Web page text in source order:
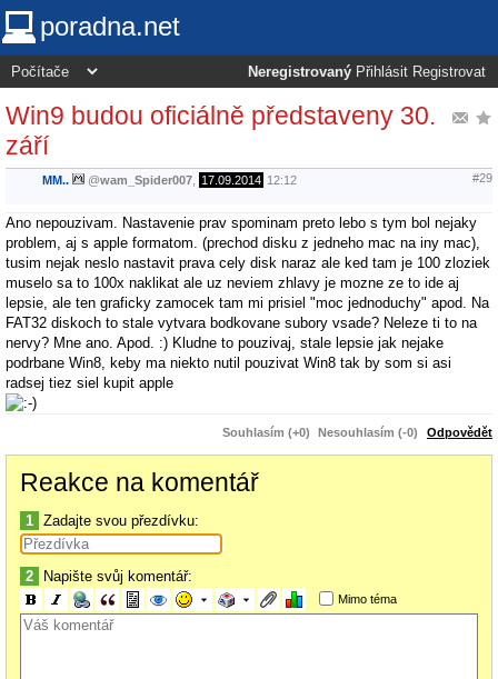
poradna.net
Neregistrovaný Přihlásit Registrovat
Win9 budou oficiálně představeny 30.
září
MM.. @wam_Spider007 17.09.2014 12:12 #29
Ano nepouzivam. Nastavenie prav spominam preto lebo s tym bol nejaky
problem, aj s apple formatom. (prechod disku z jedneho mac na iny mac),
tusim nejak neslo nastavit prava cely disk naraz ale ked tam je 100 zloziek
muselo sa to 100x naklikat ale uz neviem zhlavy je mozne ze to ide aj
lepsie, ale ten graficky zamocek tam mi prisiel "moc jednoduchy" apod. Na
FAT32 diskoch to stale vytvara bodkovane subory vsade? Neleze ti to na
nervy? Mne ano. Apod. :) Kludne to pouzivaj, stale lepsie jak nejake
podrbane Win8, keby ma niekto nutil pouzivat Win8 tak by som si asi
radsej tiez siel kupit apple
Souhlasím (+0) Nesouhlasím (-0) Odpovědět
Reakce na komentář
1 Zadajte svou přezdívku:
2 Napište svůj komentář:
Mimo téma